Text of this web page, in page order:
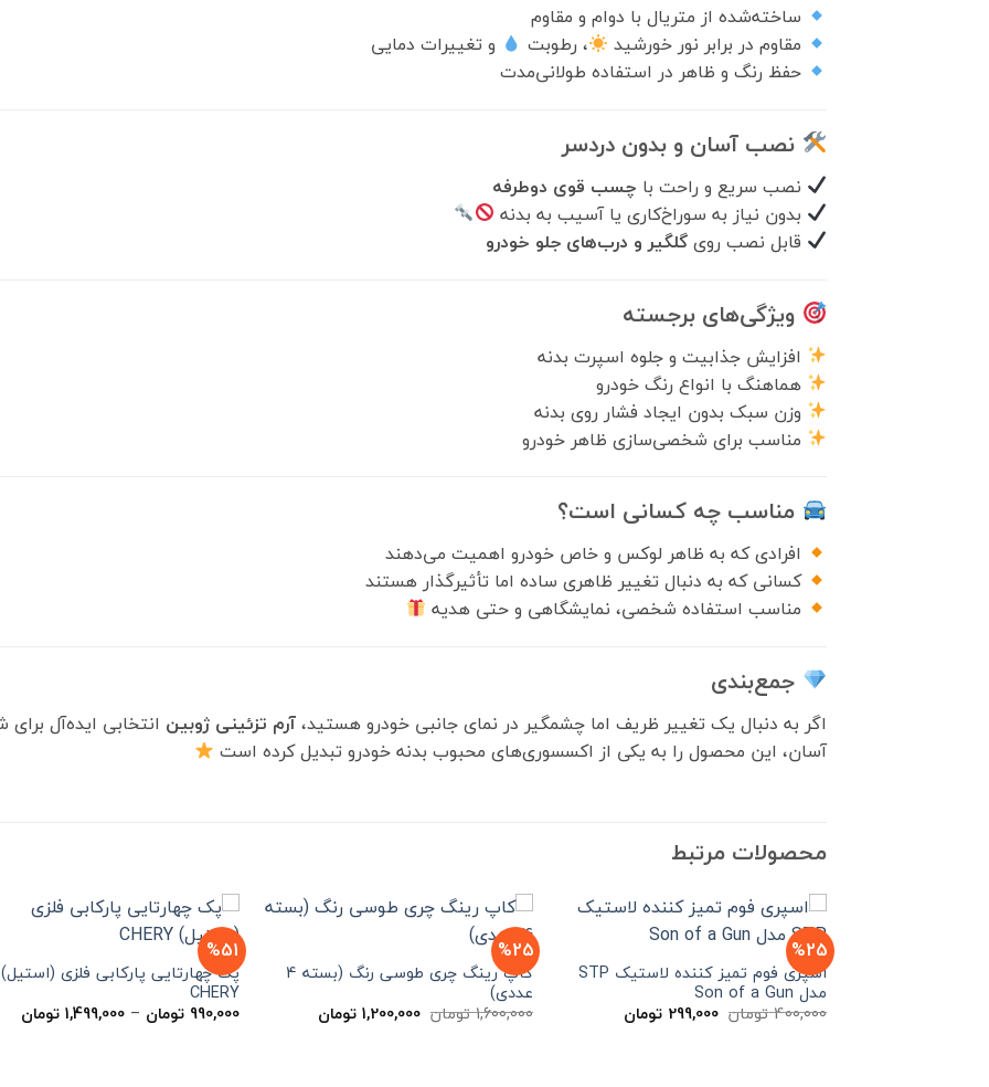
ساخته‌شده از متریال با دوام و مقاوم
مقاوم در برابر نور خورشید
، رطوبت
و تغییرات دمایی
حفظ رنگ و ظاهر در استفاده طولانی‌مدت
نصب آسان و بدون دردسر
نصب سریع و راحت با چسب قوی دوطرفه
بدون نیاز به سوراخ‌کاری یا آسیب به بدنه
قابل نصب رویگلگیر و درب‌های جلو خودرو
ویژگی‌های برجسته
افزایش جذابیت و جلوه اسپرت بدنه
هماهنگ با انواع رنگ خودرو
وزن سبک بدون ایجاد فشار روی بدنه
مناسب برای شخصی‌سازی ظاهر خودرو
مناسب چه کسانی است؟
افرادی که به ظاهر لوکس و خاص خودرو اهمیت می‌دهند
کسانی که به دنبال تغییر ظاهری ساده اما تأثیرگذار هستند
مناسب استفاده شخصی، نمایشگاهی و حتی هدیه
جمع‌بندی
اگر به دنبال یک تغییر ظریف اما چشمگیر در نمای جانبی خودرو هستید،آرم تزئینی ژوبین انتخابی ایده‌آل
آسان، این محصول را به یکی از اکسسوری‌های محبوب بدنه خودرو تبدیل کرده است
محصولات مرتبط
%25
اسپری فوم تمیز کننده لاستیک STP
مدل Son of a Gun
400,000 تومان قیمت
اصلی
299,000 تومان
%25
کاپ رینگ چری طوسی رنگ (بسته 4
عددی)
1,600,000 تومان قیمت
اصلی
1,200,000 تومان
%51
پک چهارتایی پارکابی فلزی (استیل)
CHERY
990,000 تومان –
1,499,000 تومان